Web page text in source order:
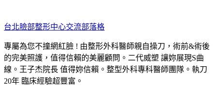
至
主
要
內
容
台北臉部整形中心交流部落格
專屬為您不撞網紅臉 ! 由整形外科醫師親自操刀，術前&術後
的完美照護，值得信賴的美麗顧問。二代威塑 讓妳展現S曲
線。王子杰院長 值得妳信賴。整型外科專科醫師團隊。執刀
20年 臨床經驗超豐富。